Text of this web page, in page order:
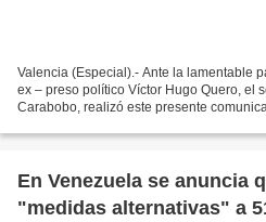
Valencia (Especial).- Ante la lamentable
ex – preso político Víctor Hugo Quero, el
Carabobo, realizó este presente
En Venezuela se anuncia
"medidas alternativas" a